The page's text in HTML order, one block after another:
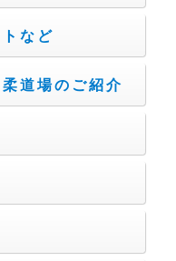
など
道場のご紹介